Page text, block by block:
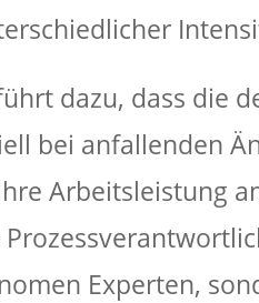
dazu, dass die
bei anfallenden
Arbeitsleistung
Experten,